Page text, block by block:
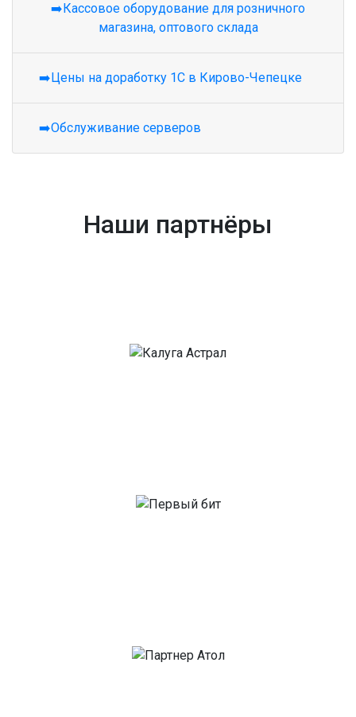
➡️Кассовое оборудование для розничного
магазина, оптового склада
➡️Цены на доработку 1С в Кирово-Чепецке
➡️Обслуживание серверов
Наши партнёры